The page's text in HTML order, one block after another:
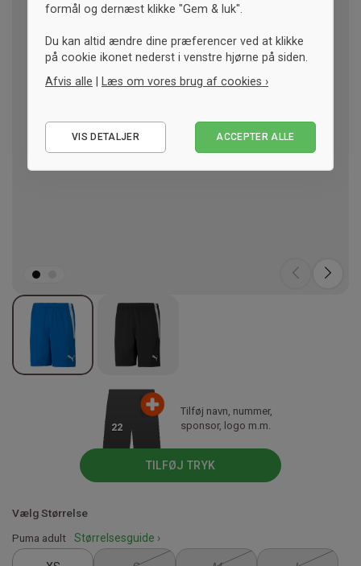
22
Tilføj navn, nummer,
sponsor, logo m.m.
TILFØJ TRYK
Vælg Størrelse
Puma adult
Størrelsesguide ›
formål og dernæst klikke "Gem & luk".
Du kan altid ændre dine præferencer ved at klikke
på cookie ikonet nederst i venstre hjørne på siden.
Afvis alle | Læs om vores brug af cookies ›
Statistiske
VIS DETALJER ACCEPTER ALLE